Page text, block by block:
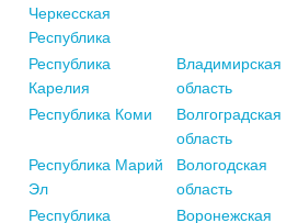
Черкесская
Республика
Республика
Карелия
Владимирская
область
Республика Коми
Волгоградская
область
Республика Марий
Эл
Вологодская
область
Республика
Воронежская